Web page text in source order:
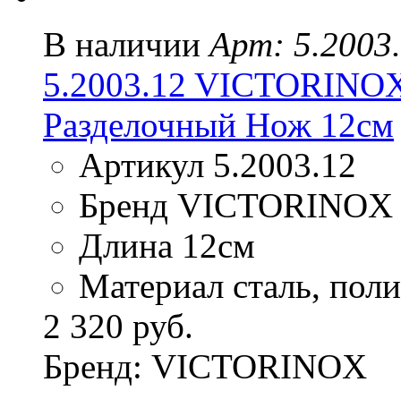
В наличии Арт:
5.2003.12
Разделочный Нож 12см
Артикул 5.2003.12
Бренд VICTORINOX
Длина 12см
Материал сталь,
2 320 руб.
Бренд: VICTORINOX